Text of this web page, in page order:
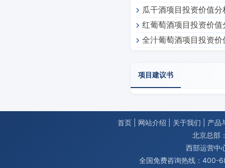
瓜干酒项目投资价值分
红葡萄酒项目投资价值
全汁葡萄酒项目投资价
项目建议书
首页 网站介绍 关于我们
产品
北京总部
西部运营中
全国免费咨询热线：400-